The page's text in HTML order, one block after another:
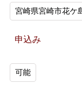
宮崎県宮崎市花ケ
申込み
可能